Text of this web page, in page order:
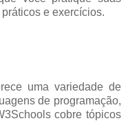
e exercícios.
uma variedade de
de programação,
cobre tópicos